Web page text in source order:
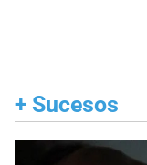
+ Sucesos